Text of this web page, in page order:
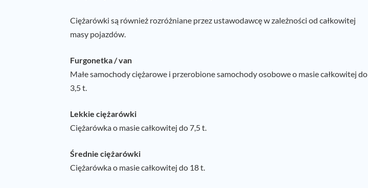
Ciężarówki są również rozróżniane przez ustawodawcę w zależności od całkowitej
masy pojazdów.
Furgonetka / van
Małe samochody ciężarowe i przerobione samochody osobowe o masie całkowitej do
3,5 t.
Lekkie ciężarówki
Ciężarówka o masie całkowitej do 7,5 t.
Średnie ciężarówki
Ciężarówka o masie całkowitej do 18 t.